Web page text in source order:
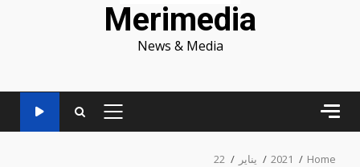
Merimedia
News & Media
PRIMARY
Home
2021 يناير 22